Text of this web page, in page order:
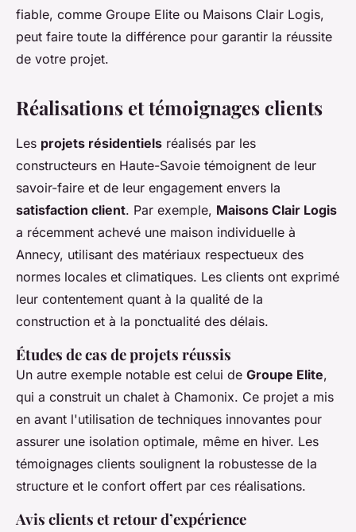
fiable, comme Groupe Elite ou Maisons Clair Logis,
peut faire toute la différence pour garantir la réussite
de votre projet.
Réalisations et témoignages clients
Les projets résidentiels réalisés par les
constructeurs en Haute-Savoie témoignent de leur
savoir-faire et de leur engagement envers la
satisfaction client. Par exemple, Maisons Clair Logis
a récemment achevé une maison individuelle à
Annecy, utilisant des matériaux respectueux des
normes locales et climatiques. Les clients ont exprimé
leur contentement quant à la qualité de la
construction et à la ponctualité des délais.
Études de cas de projets réussis
Un autre exemple notable est celui de Groupe Elite,
qui a construit un chalet à Chamonix. Ce projet a mis
en avant l'utilisation de techniques innovantes pour
assurer une isolation optimale, même en hiver. Les
témoignages clients soulignent la robustesse de la
structure et le confort offert par ces réalisations.
Avis clients et retour d’expérience